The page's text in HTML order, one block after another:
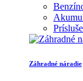
Záhradné náradie